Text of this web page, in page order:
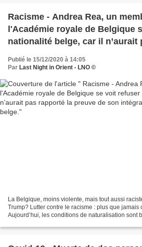
Racisme - Andrea Rea, un
l'Académie royale de Belgique
nationalité belge, car il n’aurait
preuve de son intégration dans
Publié le 15/12/2020 à 14:05
Par Last Night in Orient - LNO ©
La Belgique, moins violente, mais tout aussi
Trump? Lutter contre le racisme : plus que jamais
Aujourd’hui, les conditions de naturalisation sont